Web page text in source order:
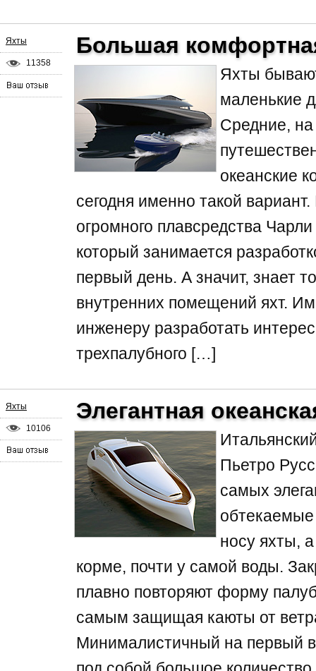
Яхты
11358
Большая
Яхты
маленькие
Средние,
океанские
сегодня именно такой
огромного плавсредства
который занимается
первый день. А значит, знает
внутренних помещений яхт.
инженеру разработать
трехпалубного […]
Яхты
10106
Элегантная
Пьетро
самых
носу яхты,
корме, почти у самой воды.
плавно повторяют форму
самым защищая каюты от
Минималистичный на первый